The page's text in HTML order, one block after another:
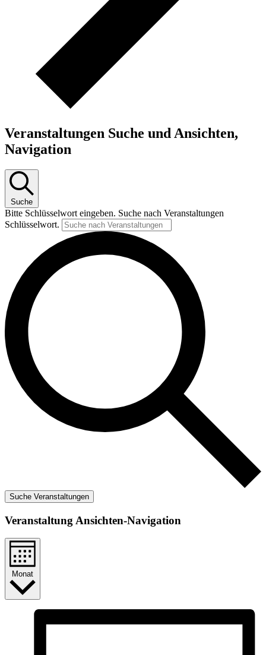
Veranstaltungen Suche und Ansichten,
Navigation
Suche
Bitte Schlüsselwort eingeben. Suche nach Veranstaltungen
Schlüsselwort.
Suche Veranstaltungen
Veranstaltung Ansichten-Navigation
Monat